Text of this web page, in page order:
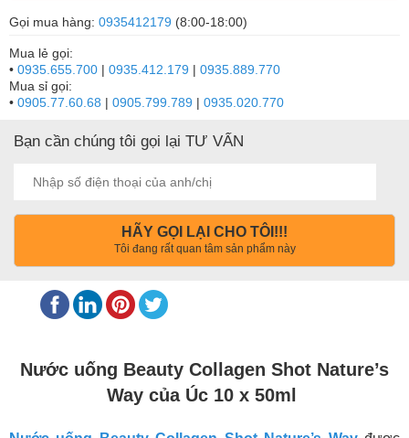
Gọi mua hàng: 0935412179 (8:00-18:00)
Mua lẻ gọi:
• 0935.655.700 | 0935.412.179 | 0935.889.770
Mua sỉ gọi:
• 0905.77.60.68 | 0905.799.789 | 0935.020.770
Bạn cần chúng tôi gọi lại TƯ VẤN
HÃY GỌI LẠI CHO TÔI!!!
Tôi đang rất quan tâm sản phẩm này
Nước uống Beauty Collagen Shot Nature’s
Way của Úc 10 x 50ml